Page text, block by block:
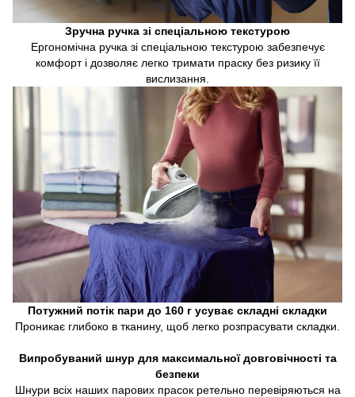
Зручна ручка зі спеціальною текстурою
Ергономічна ручка зі спеціальною текстурою забезпечує
комфорт і дозволяє легко тримати праску без ризику її
вислизання.
Потужний потік пари до 160 г усуває складні складки
Проникає глибоко в тканину, щоб легко розпрасувати складки.
Випробуваний шнур для максимальної довговічності та
безпеки
Шнури всіх наших парових прасок ретельно перевіряються на